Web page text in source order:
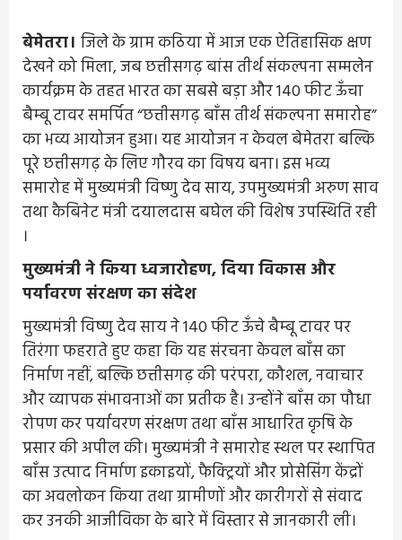
बेमेतरा। जिले के ग्राम कठिया में आज एक ऐतिहासिक क्षण
देखने को मिला, जब छत्तीसगढ़ बांस तीर्थ संकल्पना सम्मलेन
कार्यक्रम के तहत भारत का सबसे बड़ा और 140 फीट ऊँचा
बैम्बू टावर समर्पित “छत्तीसगढ़ बाँस तीर्थ संकल्पना समारोह”
का भव्य आयोजन हुआ। यह आयोजन न केवल बेमेतरा बल्कि
पूरे छत्तीसगढ़ के लिए गौरव का विषय बना। इस भव्य
समारोह में मुख्यमंत्री विष्णु देव साय, उपमुख्यमंत्री अरुण साव
तथा कैबिनेट मंत्री दयालदास बघेल की विशेष उपस्थिति रही
।
मुख्यमंत्री ने किया ध्वजारोहण, दिया विकास और
पर्यावरण संरक्षण का संदेश
मुख्यमंत्री विष्णु देव साय ने 140 फीट ऊँचे बैम्बू टावर पर
तिरंगा फहराते हुए कहा कि यह संरचना केवल बाँस का
निर्माण नहीं, बल्कि छत्तीसगढ़ की परंपरा, कौशल, नवाचार
और व्यापक संभावनाओं का प्रतीक है। उन्होंने बाँस का पौधा
रोपण कर पर्यावरण संरक्षण तथा बाँस आधारित कृषि के
प्रसार की अपील की। मुख्यमंत्री ने समारोह स्थल पर स्थापित
बाँस उत्पाद निर्माण इकाइयों, फैक्ट्रियों और प्रोसेसिंग केंद्रों
का अवलोकन किया तथा ग्रामीणों और कारीगरों से संवाद
कर उनकी आजीविका के बारे में विस्तार से जानकारी ली।